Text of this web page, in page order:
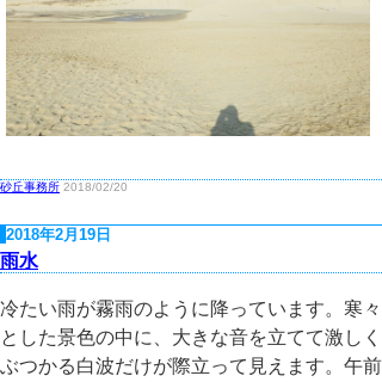
砂丘事務所 2018/02/20
2018年2月19日
雨水
冷たい雨が霧雨のように降っています。寒々
とした景色の中に、大きな音を立てて激しく
ぶつかる白波だけが際立って見えます。午前